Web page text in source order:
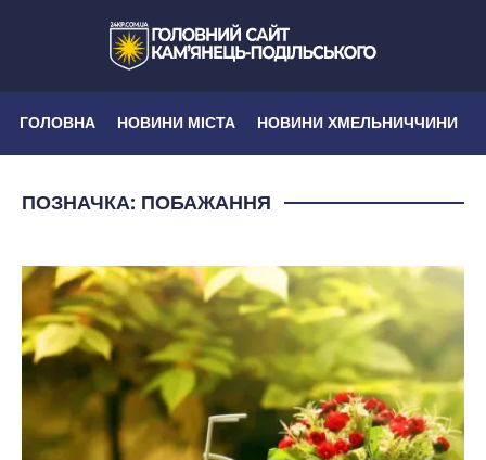
ГОЛОВНА НОВИНИ МІСТА НОВИНИ ХМЕЛЬНИЧЧИНИ
ПОЗНАЧКА: ПОБАЖАННЯ